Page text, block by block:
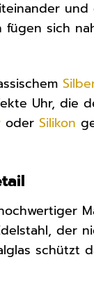
und
sich
Uhr, die
oderSilikon
der
schützt